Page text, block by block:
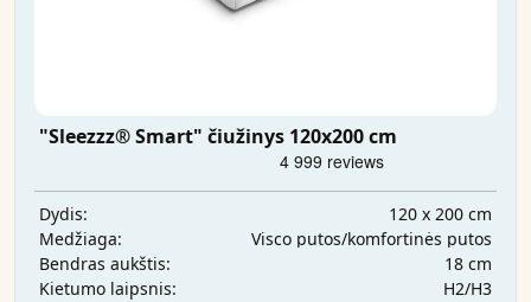
"Sleezzz® Smart" čiužinys 120x200 cm
Dydis:
120 x 200 cm
Medžiaga:
Visco putos/komfortinės putos
Bendras aukštis:
18 cm
Kietumo laipsnis:
H2/H3